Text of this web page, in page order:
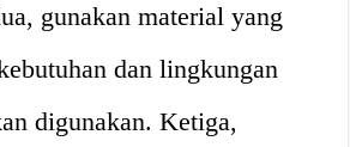
gunakan material yang
dan lingkungan
digunakan. Ketiga,